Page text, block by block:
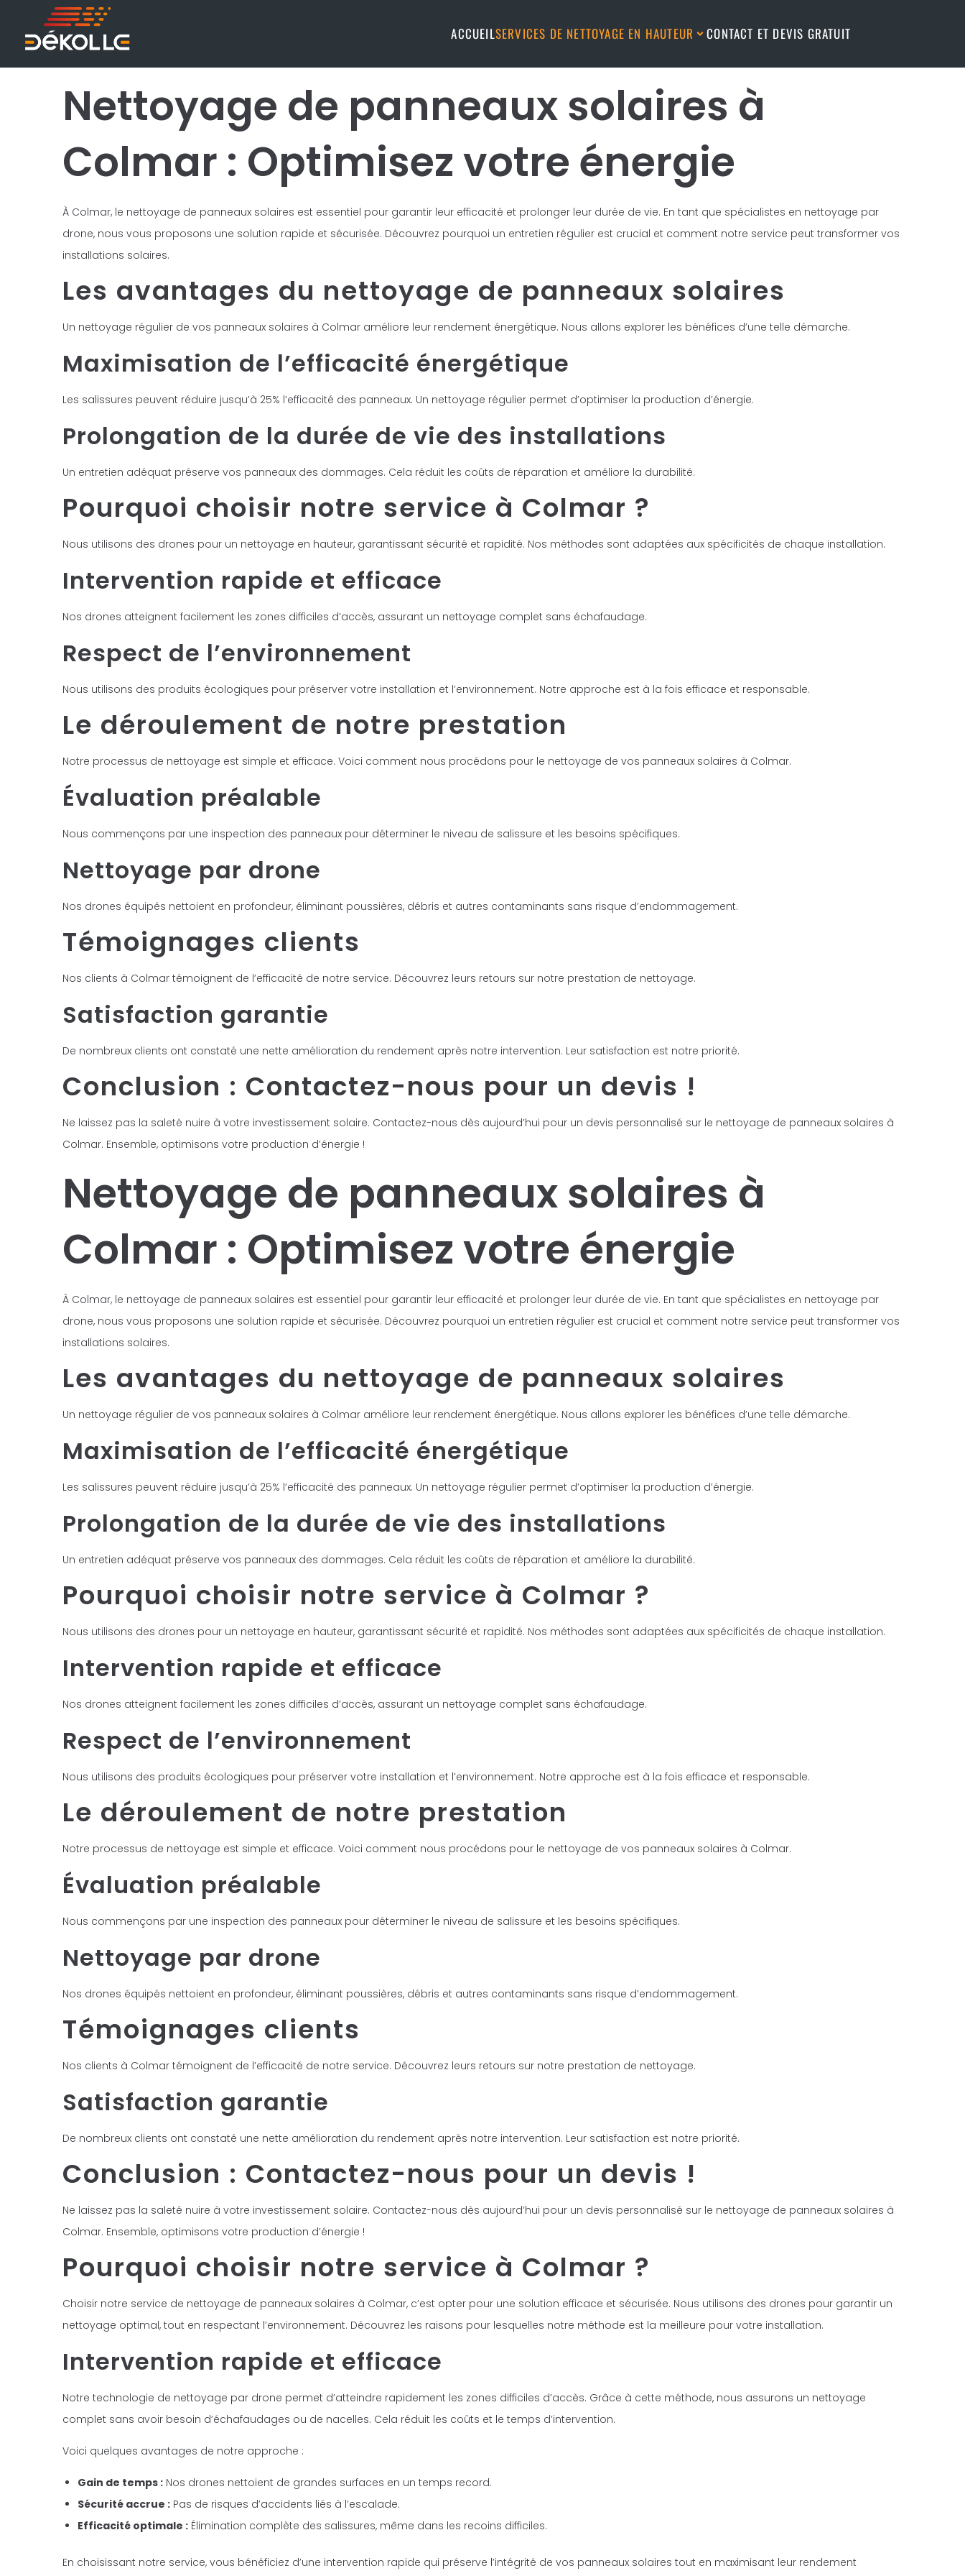
ACCUEILSERVICES DE NETTOYAGE EN HAUTEUR CONTACT ET DEVIS GRATUIT
Nettoyage de panneaux solaires à
Colmar : Optimisez votre énergie
À Colmar, le nettoyage de panneaux solaires est essentiel pour garantir leur efficacité et prolonger leur durée de vie. En tant que spécialistes en nettoyage par
drone, nous vous proposons une solution rapide et sécurisée. Découvrez pourquoi un entretien régulier est crucial et comment notre service peut transformer vos
installations solaires.
Les avantages du nettoyage de panneaux solaires
Un nettoyage régulier de vos panneaux solaires à Colmar améliore leur rendement énergétique. Nous allons explorer les bénéfices d’une telle démarche.
Maximisation de l’efficacité énergétique
Les salissures peuvent réduire jusqu’à 25% l’efficacité des panneaux. Un nettoyage régulier permet d’optimiser la production d’énergie.
Prolongation de la durée de vie des installations
Un entretien adéquat préserve vos panneaux des dommages. Cela réduit les coûts de réparation et améliore la durabilité.
Pourquoi choisir notre service à Colmar ?
Nous utilisons des drones pour un nettoyage en hauteur, garantissant sécurité et rapidité. Nos méthodes sont adaptées aux spécificités de chaque installation.
Intervention rapide et efficace
Nos drones atteignent facilement les zones difficiles d’accès, assurant un nettoyage complet sans échafaudage.
Respect de l’environnement
Nous utilisons des produits écologiques pour préserver votre installation et l’environnement. Notre approche est à la fois efficace et responsable.
Le déroulement de notre prestation
Notre processus de nettoyage est simple et efficace. Voici comment nous procédons pour le nettoyage de vos panneaux solaires à Colmar.
Évaluation préalable
Nous commençons par une inspection des panneaux pour déterminer le niveau de salissure et les besoins spécifiques.
Nettoyage par drone
Nos drones équipés nettoient en profondeur, éliminant poussières, débris et autres contaminants sans risque d’endommagement.
Témoignages clients
Nos clients à Colmar témoignent de l’efficacité de notre service. Découvrez leurs retours sur notre prestation de nettoyage.
Satisfaction garantie
De nombreux clients ont constaté une nette amélioration du rendement après notre intervention. Leur satisfaction est notre priorité.
Conclusion : Contactez-nous pour un devis !
Ne laissez pas la saleté nuire à votre investissement solaire. Contactez-nous dès aujourd’hui pour un devis personnalisé sur le nettoyage de panneaux solaires à
Colmar. Ensemble, optimisons votre production d’énergie !
Nettoyage de panneaux solaires à
Colmar : Optimisez votre énergie
À Colmar, le nettoyage de panneaux solaires est essentiel pour garantir leur efficacité et prolonger leur durée de vie. En tant que spécialistes en nettoyage par
drone, nous vous proposons une solution rapide et sécurisée. Découvrez pourquoi un entretien régulier est crucial et comment notre service peut transformer vos
installations solaires.
Les avantages du nettoyage de panneaux solaires
Un nettoyage régulier de vos panneaux solaires à Colmar améliore leur rendement énergétique. Nous allons explorer les bénéfices d’une telle démarche.
Maximisation de l’efficacité énergétique
Les salissures peuvent réduire jusqu’à 25% l’efficacité des panneaux. Un nettoyage régulier permet d’optimiser la production d’énergie.
Prolongation de la durée de vie des installations
Un entretien adéquat préserve vos panneaux des dommages. Cela réduit les coûts de réparation et améliore la durabilité.
Pourquoi choisir notre service à Colmar ?
Nous utilisons des drones pour un nettoyage en hauteur, garantissant sécurité et rapidité. Nos méthodes sont adaptées aux spécificités de chaque installation.
Intervention rapide et efficace
Nos drones atteignent facilement les zones difficiles d’accès, assurant un nettoyage complet sans échafaudage.
Respect de l’environnement
Nous utilisons des produits écologiques pour préserver votre installation et l’environnement. Notre approche est à la fois efficace et responsable.
Le déroulement de notre prestation
Notre processus de nettoyage est simple et efficace. Voici comment nous procédons pour le nettoyage de vos panneaux solaires à Colmar.
Évaluation préalable
Nous commençons par une inspection des panneaux pour déterminer le niveau de salissure et les besoins spécifiques.
Nettoyage par drone
Nos drones équipés nettoient en profondeur, éliminant poussières, débris et autres contaminants sans risque d’endommagement.
Témoignages clients
Nos clients à Colmar témoignent de l’efficacité de notre service. Découvrez leurs retours sur notre prestation de nettoyage.
Satisfaction garantie
De nombreux clients ont constaté une nette amélioration du rendement après notre intervention. Leur satisfaction est notre priorité.
Conclusion : Contactez-nous pour un devis !
Ne laissez pas la saleté nuire à votre investissement solaire. Contactez-nous dès aujourd’hui pour un devis personnalisé sur le nettoyage de panneaux solaires à
Colmar. Ensemble, optimisons votre production d’énergie !
Pourquoi choisir notre service à Colmar ?
Choisir notre service de nettoyage de panneaux solaires à Colmar, c’est opter pour une solution efficace et sécurisée. Nous utilisons des drones pour garantir un
nettoyage optimal, tout en respectant l’environnement. Découvrez les raisons pour lesquelles notre méthode est la meilleure pour votre installation.
Intervention rapide et efficace
Notre technologie de nettoyage par drone permet d’atteindre rapidement les zones difficiles d’accès. Grâce à cette méthode, nous assurons un nettoyage
complet sans avoir besoin d’échafaudages ou de nacelles. Cela réduit les coûts et le temps d’intervention.
Voici quelques avantages de notre approche :
Gain de temps : Nos drones nettoient de grandes surfaces en un temps record.
Sécurité accrue : Pas de risques d’accidents liés à l’escalade.
Efficacité optimale : Élimination complète des salissures, même dans les recoins difficiles.
En choisissant notre service, vous bénéficiez d’une intervention rapide qui préserve l’intégrité de vos panneaux solaires tout en maximisant leur rendement